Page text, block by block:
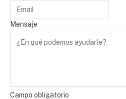
Mensaje
Campo obligatorio